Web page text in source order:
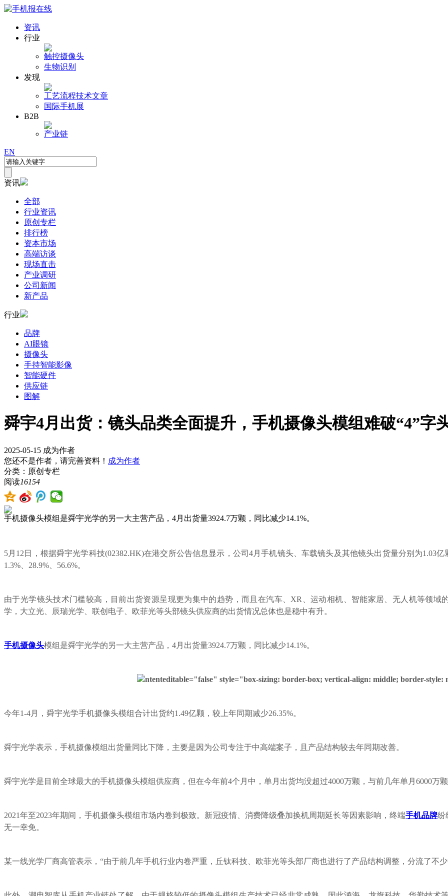
资讯
行业
触控摄像头
生物识别
发现
工艺流程技术文章
国际手机展
B2B
产业链
EN
资讯
全部
行业资讯
原创专栏
排行榜
资本市场
高端访谈
现场直击
产业调研
公司新闻
新产品
行业
品牌
AI眼镜
摄像头
手持智能影像
智能硬件
供应链
图解
舜宇4月出货：镜头品类全面提升，手机摄像头模组难破“4”字
2025-05-15 成为作者
您还不是作者，请完善资料！ 成为作者
分类：原创专栏
阅读16154
手机摄像头模组是舜宇光学的另一大主营产品，4月出货量3924.7万颗，同比减少14.1%。
5月12日，根据舜宇光学科技(02382.HK)在港交所公告信息显示，公司4月手机镜头、车载镜头及其他镜头出货量分别为1.03
1.3%、28.9%、56.6%。
由于光学镜头技术门槛较高，目前出货资源呈现更为集中的趋势，而且在汽车、XR、运动相机、智能家居、无人机等领
学，大立光、辰瑞光学、联创电子、欧菲光等头部镜头供应商的出货情况总体也是稳中有升。
手机摄像头模组是舜宇光学的另一大主营产品，4月出货量3924.7万颗，同比减少14.1%。
ntenteditable="false" style="box-sizing: border-box; vertical-align: middle; border-
今年1-4月，舜宇光学手机摄像头模组合计出货约1.49亿颗，较上年同期减少26.35%。
舜宇光学表示，手机摄像模组出货量同比下降，主要是因为公司专注于中高端案子，且产品结构较去年同期改善。
舜宇光学是目前全球最大的手机摄像头模组供应商，但在今年前4个月中，单月出货均没超过4000万颗，与前几年单月6000万
2021年至2023年期间，手机摄像头模组市场内卷到极致。新冠疫情、消费降级叠加换机周期延长等因素影响，终端手机品牌纷
无一幸免。
某一线光学厂商高管表示，“由于前几年手机行业内卷严重，丘钛科技、欧菲光等头部厂商也进行了产品结构调整，分流了不